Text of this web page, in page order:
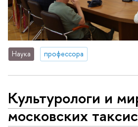
Наука профессора
Культурологи и
московских